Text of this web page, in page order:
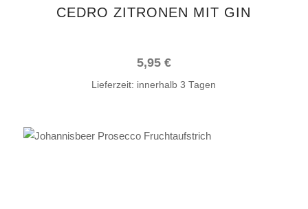
CEDRO ZITRONEN MIT GIN
5,95 €
Lieferzeit: innerhalb 3 Tagen